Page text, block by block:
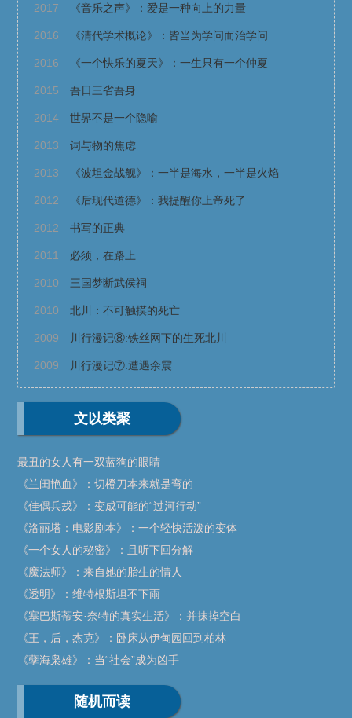
2017 《音乐之声》：爱是一种向上的力量
2016 《清代学术概论》：皆当为学问而治学问
2016 《一个快乐的夏天》：一生只有一个仲夏
2015 吾日三省吾身
2014 世界不是一个隐喻
2013 词与物的焦虑
2013 《波坦金战舰》：一半是海水，一半是火焰
2012 《后现代道德》：我提醒你上帝死了
2012 书写的正典
2011 必须，在路上
2010 三国梦断武侯祠
2010 北川：不可触摸的死亡
2009 川行漫记⑧:铁丝网下的生死北川
2009 川行漫记⑦:遭遇余震
文以类聚
最丑的女人有一双蓝狗的眼睛
《兰闺艳血》：切橙刀本来就是弯的
《佳偶兵戎》：变成可能的“过河行动”
《洛丽塔：电影剧本》：一个轻快活泼的变体
《一个女人的秘密》：且听下回分解
《魔法师》：来自她的胎生的情人
《透明》：维特根斯坦不下雨
《塞巴斯蒂安·奈特的真实生活》：并抹掉空白
《王，后，杰克》：卧床从伊甸园回到柏林
《孽海枭雄》：当“社会”成为凶手
随机而读